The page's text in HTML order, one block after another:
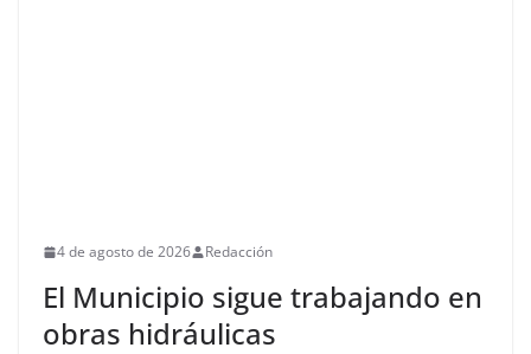
4 de agosto de 2026 Redacción
El Municipio sigue trabajando en
obras hidráulicas